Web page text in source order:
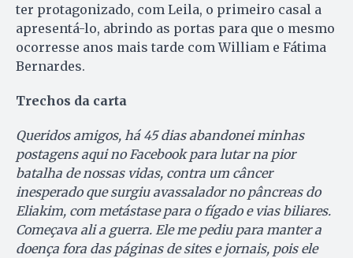
ter protagonizado, com Leila, o primeiro casal a
apresentá-lo, abrindo as portas para que o mesmo
ocorresse anos mais tarde com William e Fátima
Bernardes.
Trechos da carta
Queridos amigos, há 45 dias abandonei minhas
postagens aqui no Facebook para lutar na pior
batalha de nossas vidas, contra um câncer
inesperado que surgiu avassalador no pâncreas do
Eliakim, com metástase para o fígado e vias biliares.
Começava ali a guerra. Ele me pediu para manter a
doença fora das páginas de sites e jornais, pois ele